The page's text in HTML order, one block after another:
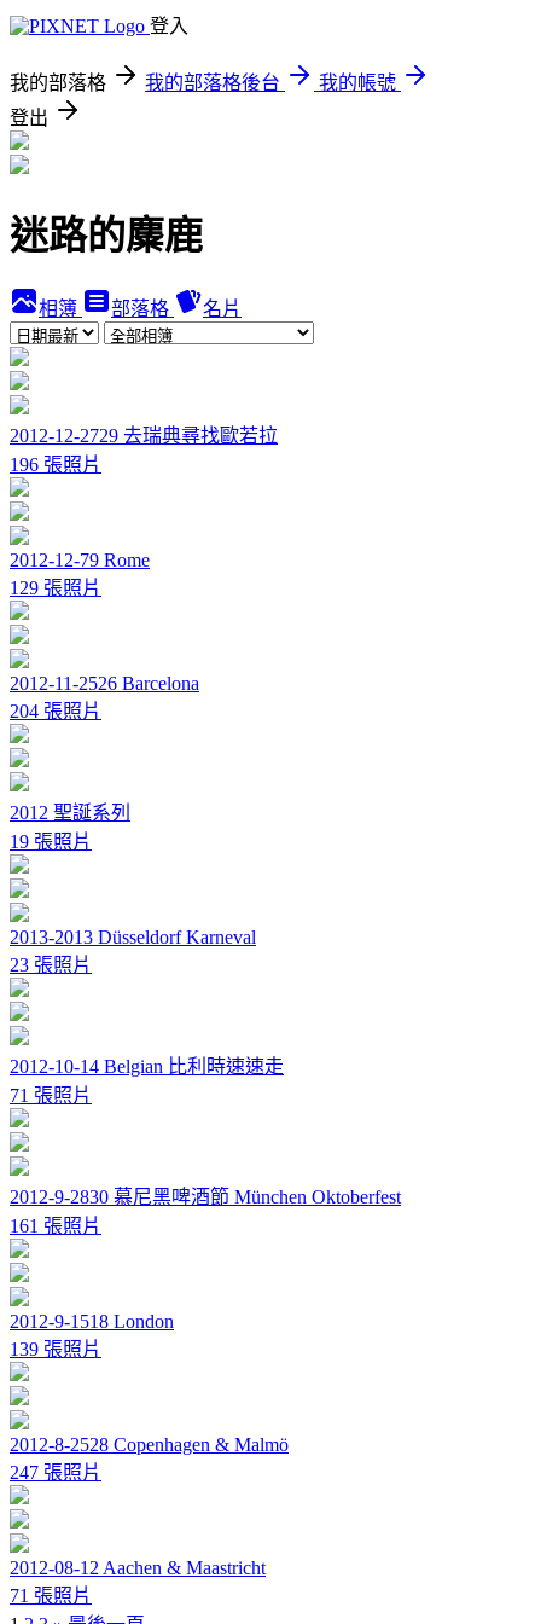
登入
我的部落格 我的部落格後台
我的帳號
登出
迷路的麋鹿
相簿 部落格 名片
2012-12-2729 去瑞典尋找歐若拉
196 張照片
2012-12-79 Rome
129 張照片
2012-11-2526 Barcelona
204 張照片
2012 聖誕系列
19 張照片
2013-2013 Düsseldorf Karneval
23 張照片
2012-10-14 Belgian 比利時速速走
71 張照片
2012-9-2830 慕尼黑啤酒節 München Oktoberfest
161 張照片
2012-9-1518 London
139 張照片
2012-8-2528 Copenhagen & Malmö
247 張照片
2012-08-12 Aachen & Maastricht
71 張照片